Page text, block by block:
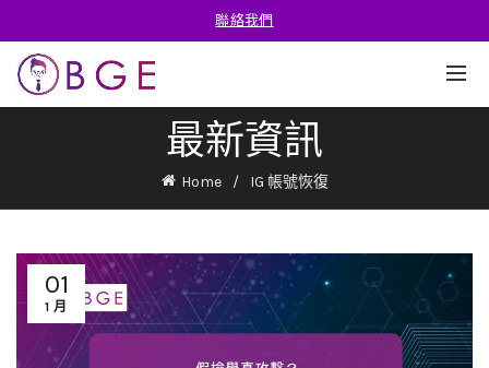
聯絡我們
最新資訊
Home IG 帳號恢復
01
1 月